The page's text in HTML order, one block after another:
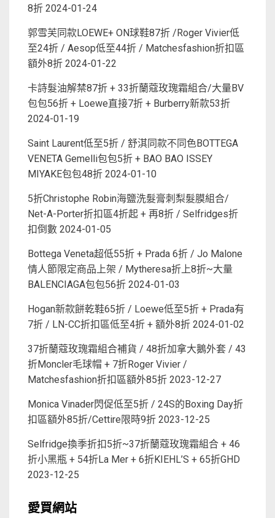
8折 2024-01-24
郭雪芙同款LOEWE+ ON球鞋87折 /Roger Vivier低
至24折 / Aesop低至44折 / Matchesfashion折扣區
額外8折 2024-01-22
卡詩髮油解禁87折 + 33折蘭蔻玫瑰霜組合/大量BV
包包56折 + Loewe直接7折 + Burberry新款53折
2024-01-19
Saint Laurent低至5折 / 舒淇同款不同色BOTTEGA
VENETA Gemelli包包5折 + BAO BAO ISSEY
MIYAKE包包48折 2024-01-10
5折Christophe Robin海鹽洗髮膏刺梨髮膜組合/
Net-A-Porter折扣區4折起 + 再8折 / Selfridges折
扣倒數 2024-01-05
Bottega Veneta超低55折 + Prada 6折 / Jo Malone
情人節限定商品上架 / Mytheresa折上8折~大量
BALENCIAGA包包56折 2024-01-03
Hogan新款餅乾鞋65折 / Loewe低至5折 + Prada有
7折 / LN-CC折扣區低至4折 + 額外8折 2024-01-02
37折蘭蔻玫瑰霜組合補貨 / 48折加拿大鵝外套 / 43
折Moncler毛球帽 + 7折Roger Vivier /
Matchesfashion折扣區額外85折 2023-12-27
Monica Vinader閃促低至5折 / 24S的Boxing Day折
扣區額外85折/Cettire限時9折 2023-12-25
Selfridge換季折扣5折~37折蘭蔻玫瑰霜組合 + 46
折小黑瓶 + 54折La Mer + 6折KIEHL’S + 65折GHD
2023-12-25
愛買網站